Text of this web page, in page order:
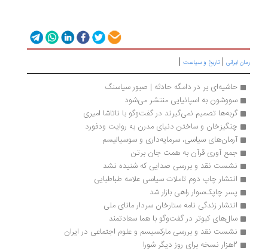
ایرانی|تاریخ و سیاست|
حاشیه‌ای بر در دامگه حادثه | صبور سیاسنگ
سووشون به اسپانیایی منتشر می‌شود
گربه‌ها تصمیم نمی‌گیرند در گفت‌وگو با ناتاشا امیری
چنگیزخان و ساختن دنیای مدرن به روایت ودفورد
آرمان‌های سیاسی، سرمایه‌داری و سوسیالیسم
جمع آوری قرآن به همت جان برتن
نشست نقد و بررسی صدایی که شنیده نشد
انتشار چاپ دوم تاملات سیاسی علامه طباطبایی
پسر چاپک‌سوار راهی بازار شد
انتشار زندگی نامه ستارخان سردار مانای ملی
سال‌های کبوتر در گفت‌وگو با هما سعادتمند
نشست نقد و بررسی مارکسیسم و علوم اجتماعی در ایران